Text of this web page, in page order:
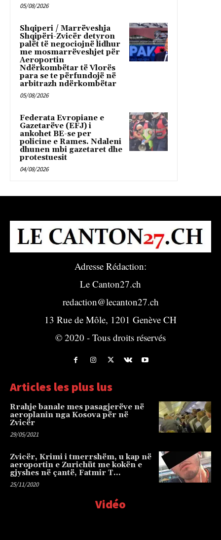
05/08/2026
Shqiperi / Marrëveshja
Shqipëri-Zvicër detyron
palët të negociojnë lidhur
me mosmarrëveshjet për
Aeroportin
Ndërkombëtar të Vlorës
para se te përfundojë në
arbitrazh ndërkombëtar
05/08/2026
Federata Evropiane e
Gazetarëve (EFJ) i
ankohet BE-se per
policine e Rames. Ndaleni
dhunen mbi gazetaret dhe
protestuesit
04/08/2026
Adresse Rédaction:
Le Canton27.ch
redaction@lecanton27.ch
13 Rue de Môle, 1201 Genève CH
© 2020 - Tous droits réservés
Articles les plus lus
Rrahje banale mes pasagjerëve në
aeroplanin nga Kosova për në
Zvicër
29/05/2021
Zvicër, Krimi i tmerrshëm, u kap në
aeroportin e Zurichüt me kokën e
gjyshes në çantë, Fatmir T…
25/11/2020
Vidéo